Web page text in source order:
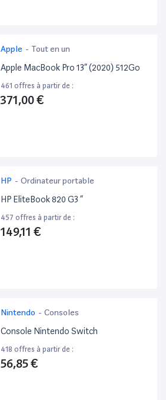
Apple - Tout en un
Apple MacBook Pro 13” (2020) 512Go
461 offres à partir de :
371,00 €
HP - Ordinateur portable
HP EliteBook 820 G3 ”
457 offres à partir de :
149,11 €
Nintendo - Consoles
Console Nintendo Switch
418 offres à partir de :
56,85 €